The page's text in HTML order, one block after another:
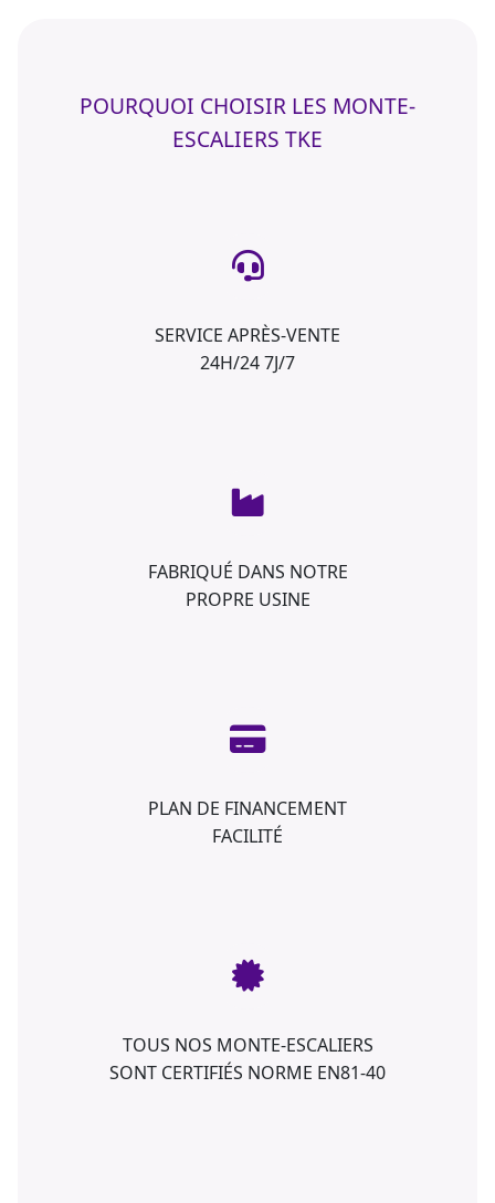
POURQUOI CHOISIR LES MONTE-
ESCALIERS TKE
SERVICE APRÈS-VENTE
24H/24 7J/7
FABRIQUÉ DANS NOTRE
PROPRE USINE
PLAN DE FINANCEMENT
FACILITÉ
TOUS NOS MONTE-ESCALIERS
SONT CERTIFIÉS NORME EN81-40